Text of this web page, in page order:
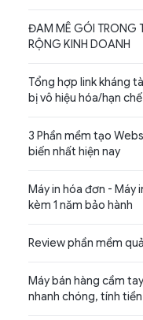
ĐAM MÊ GÓI TRONG
RỘNG KINH DOANH
Tổng hợp link kháng
bị vô hiệu hóa/hạn
3 Phần mềm tạo
biến nhất hiện nay
Máy in hóa đơn - Máy
kèm 1 năm bảo hành
Review phần mềm
Máy bán hàng cầm
nhanh chóng, tính